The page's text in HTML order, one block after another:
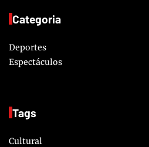
Categoria
Deportes
Espectáculos
Tags
Cultural